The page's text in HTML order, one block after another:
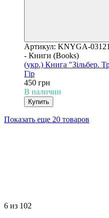
Артикул: KNYGA-03121
- Книги (Books)
(укр.) Книга "Зільбер.
Гір
450 грн
В наличии
Купить
Показать еще 20 товаров
6 из 102